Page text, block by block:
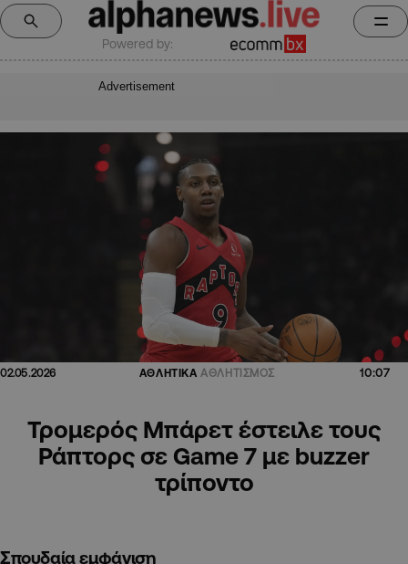
Powered by:
Advertisement
02.05.2026 ΑΘΛΗΤΙΚΑ ΑΘΛΗΤΙΣΜΟΣ 10:07
Τρομερός Μπάρετ έστειλε τους
Ράπτορς σε Game 7 με buzzer
τρίποντο
Σπουδαία εμφάνιση